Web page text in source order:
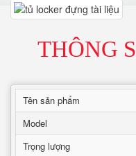
THÔNG
Tên sản phẩm
Model
Trọng lượng